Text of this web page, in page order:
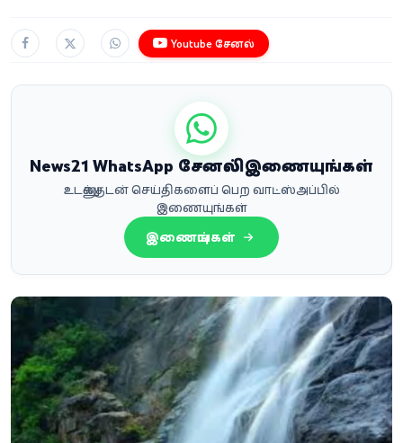
Youtube சேனல்
News21 WhatsApp சேனலில் இணையுங்கள்
உடனுக்குடன் செய்திகளைப் பெற வாட்ஸ்அப்பில்
இணையுங்கள்
இணையுங்கள்